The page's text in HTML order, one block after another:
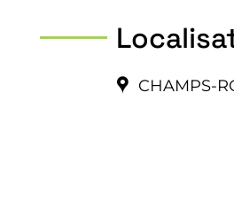
CHAMPS-